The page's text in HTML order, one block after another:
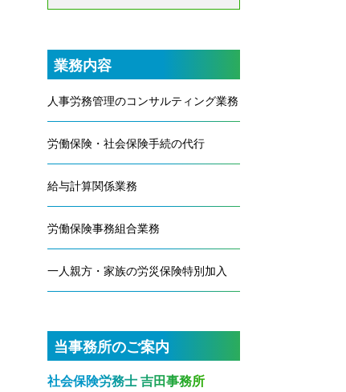
業務内容
人事労務管理のコンサルティング業務
労働保険・社会保険手続の代行
給与計算関係業務
労働保険事務組合業務
一人親方・家族の労災保険特別加入
当事務所のご案内
社会保険労務士 吉田事務所